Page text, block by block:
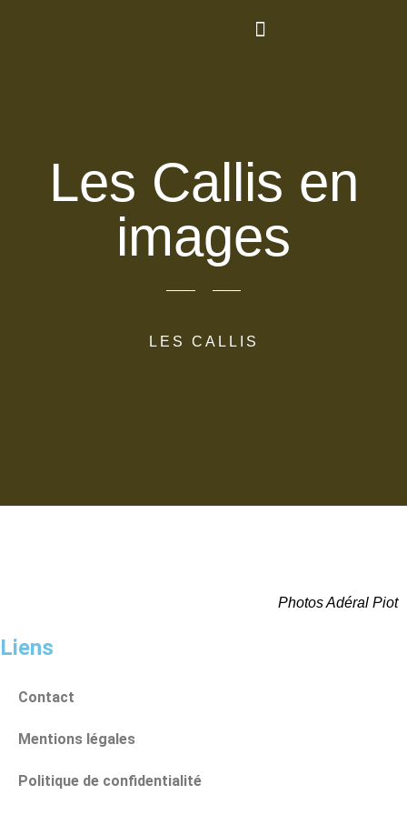
Les Callis en
images
LES CALLIS
Photos Adéral Piot
Liens
Contact
Mentions légales
Politique de confidentialité